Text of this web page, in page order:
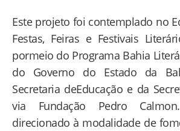
Este projeto foi contemplado no
Festas, Feiras e Festivais
pormeio do Programa Bahia
do Governo do Estado da
Secretaria deEducação e da
via Fundação Pedro
direcionado à modalidade de